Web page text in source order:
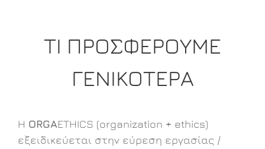
ΤΙ ΠΡΟΣΦΕΡΟΥΜΕ
ΓΕΝΙΚΟΤΕΡΑ
Η ORGAETHICS (organization + ethics)
εξειδικεύεται στην εύρεση εργασίας /